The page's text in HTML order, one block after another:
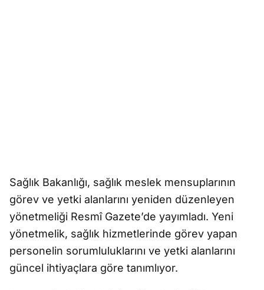
Sağlık Bakanlığı, sağlık meslek mensuplarının
görev ve yetki alanlarını yeniden düzenleyen
yönetmeliği Resmî Gazete’de yayımladı. Yeni
yönetmelik, sağlık hizmetlerinde görev yapan
personelin sorumluluklarını ve yetki alanlarını
güncel ihtiyaçlara göre tanımlıyor.